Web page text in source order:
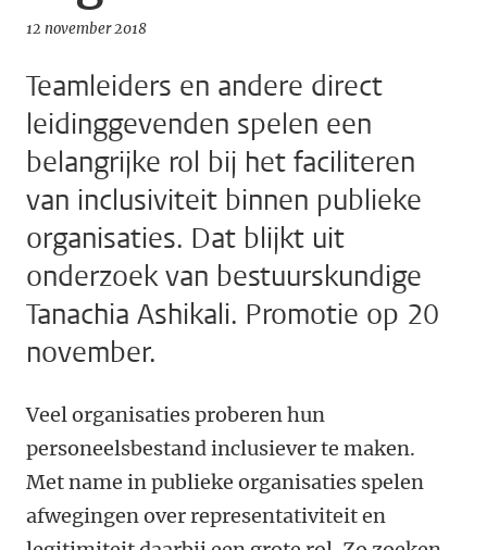
12 november 2018
Teamleiders en andere direct
leidinggevenden spelen een
belangrijke rol bij het faciliteren
van inclusiviteit binnen publieke
organisaties. Dat blijkt uit
onderzoek van bestuurskundige
Tanachia Ashikali. Promotie op 20
november.
Veel organisaties proberen hun
personeelsbestand inclusiever te maken.
Met name in publieke organisaties spelen
afwegingen over representativiteit en